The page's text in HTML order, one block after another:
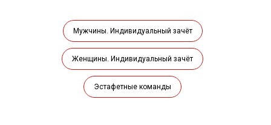
Мужчины. Индивидуальный зачёт
Женщины. Индивидуальный зачёт
Эстафетные команды